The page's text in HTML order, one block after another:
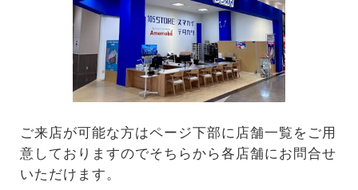
ご来店が可能な方はページ下部に店舗一覧をご用
意しておりますのでそちらから各店舗にお問合せ
いただけます。